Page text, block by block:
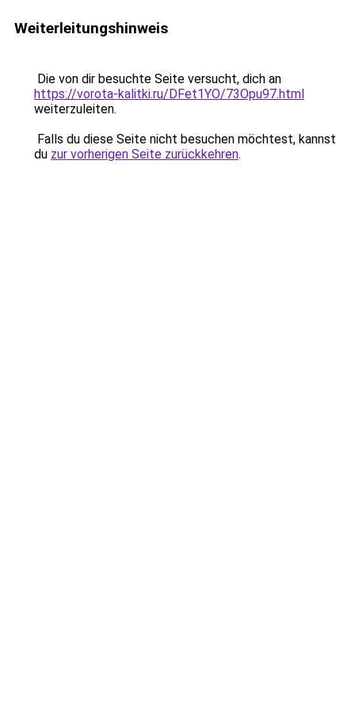
Weiterleitungshinweis
Die von dir besuchte Seite versucht, dich an
https://vorota-kalitki.ru/DFet1YO/73Opu97.html
weiterzuleiten.
Falls du diese Seite nicht besuchen möchtest, kannst
du zur vorherigen Seite zurückkehren.